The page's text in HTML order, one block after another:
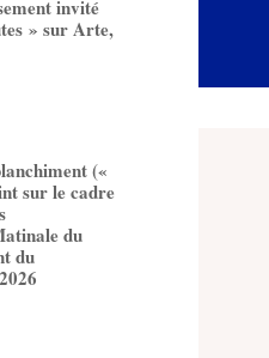
invité
» sur Arte,
(«
sur le cadre
du
du